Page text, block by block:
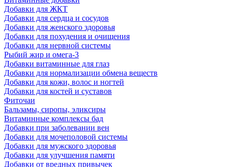
Добавки для ЖКТ
Добавки для сердца и сосудов
Добавки для женского здоровья
Добавки для похудения и очищения
Добавки для нервной системы
Рыбий жир и омега-3
Добавки витаминные для глаз
Добавки для нормализации обмена веществ
Добавки для кожи, волос и ногтей
Добавки для костей и суставов
Фиточаи
Бальзамы, сиропы, эликсиры
Витаминные комплексы бад
Добавки при заболевании вен
Добавки для мочеполовой системы
Добавки для мужского здоровья
Добавки для улучшения памяти
Добавки от вредных привычек